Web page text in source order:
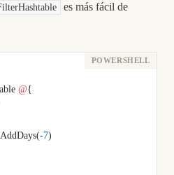
es más fácil de
@{
-7)